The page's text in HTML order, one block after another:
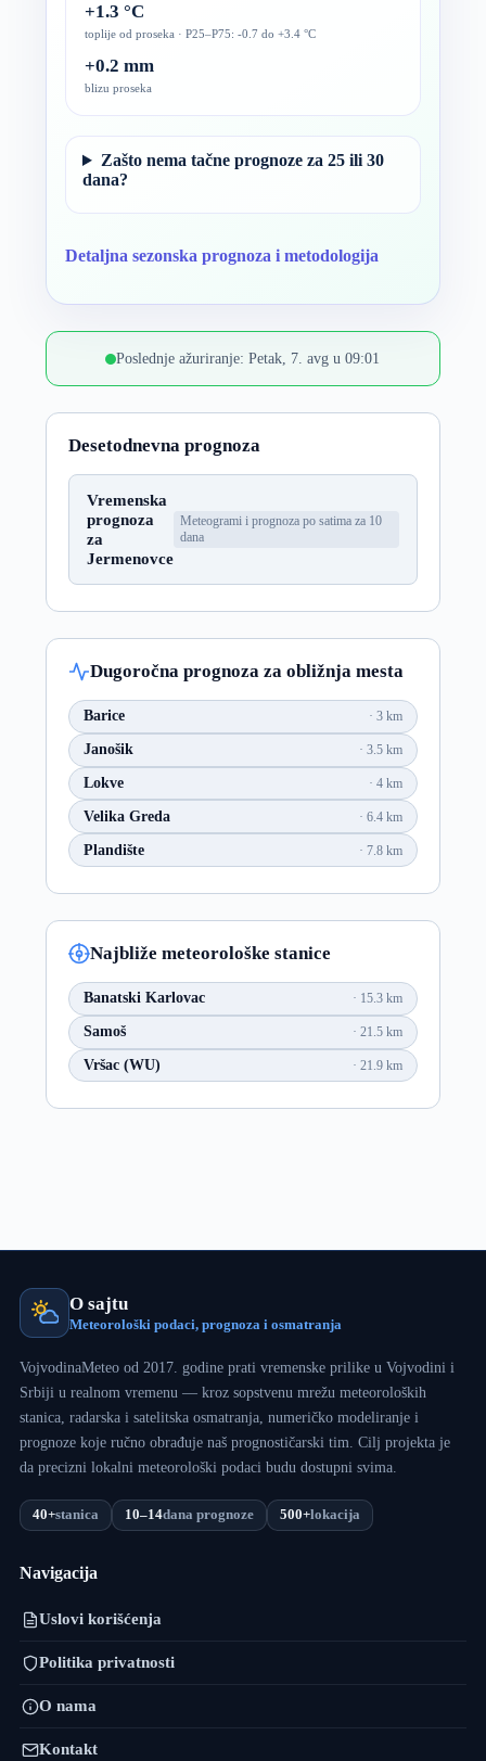
+1.3 °C
toplije od proseka · P25–P75: -0.7 do +3.4 °C
+0.2 mm
blizu proseka
Zašto nema tačne prognoze za 25 ili 30
dana?
Detaljna sezonska prognoza i metodologija
Poslednje ažuriranje: Petak, 7. avg u 09:01
Desetodnevna prognoza
Vremenska
prognoza
za
Jermenovce
Meteogrami i prognoza po satima za 10
dana
Dugoročna prognoza za obližnja mesta
Barice 3 km
Janošik 3.5 km
Lokve 4 km
Velika Greda 6.4 km
Plandište 7.8 km
Najbliže meteorološke stanice
Banatski Karlovac 15.3 km
Samoš 21.5 km
Vršac (WU) 21.9 km
O sajtu
Meteorološki podaci, prognoza i osmatranja
VojvodinaMeteo od 2017. godine prati vremenske prilike u Vojvodini i
Srbiji u realnom vremenu — kroz sopstvenu mrežu meteoroloških
stanica, radarska i satelitska osmatranja, numeričko modeliranje i
prognoze koje ručno obrađuje naš prognostičarski tim. Cilj projekta je
da precizni lokalni meteorološki podaci budu dostupni svima.
40+stanica 10–14dana prognoze 500+lokacija
Navigacija
Uslovi korišćenja
Politika privatnosti
O nama
Kontakt